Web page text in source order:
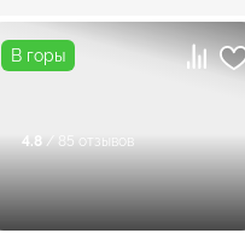
В горы
4.8 / 85 отзывов